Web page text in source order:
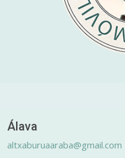
Álava
altxaburuaaraba@gmail.com